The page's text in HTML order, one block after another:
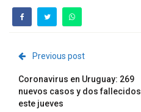
Previous post
Coronavirus en Uruguay: 269
nuevos casos y dos fallecidos
este jueves